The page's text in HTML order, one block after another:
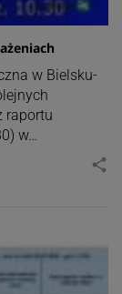
w Bielsku-
raportu
w…
share